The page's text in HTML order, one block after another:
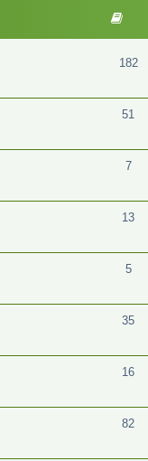
182
51
7
13
5
35
16
82